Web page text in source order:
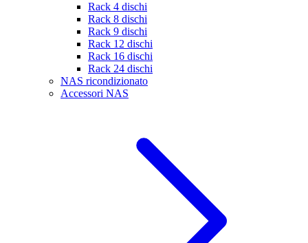
Rack 4 dischi
Rack 8 dischi
Rack 9 dischi
Rack 12 dischi
Rack 16 dischi
Rack 24 dischi
NAS ricondizionato
Accessori NAS